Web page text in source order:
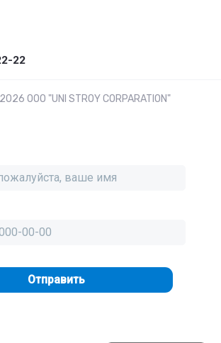
22
OOO "UNI STROY CORPARATION"